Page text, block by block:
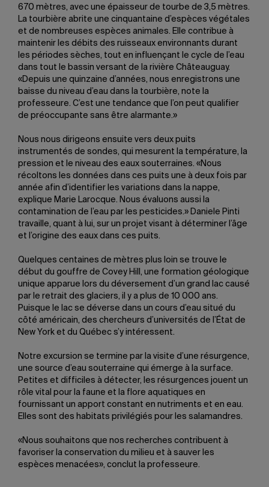
670 mètres, avec une épaisseur de tourbe de 3,5 mètres.
La tourbière abrite une cinquantaine d’espèces végétales
et de nombreuses espèces animales. Elle contribue à
maintenir les débits des ruisseaux environnants durant
les périodes sèches, tout en influençant le cycle de l’eau
dans tout le bassin versant de la rivière Châteauguay.
«Depuis une quinzaine d’années, nous enregistrons une
baisse du niveau d’eau dans la tourbière, note la
professeure. C’est une tendance que l’on peut qualifier
de préoccupante sans être alarmante.»
Nous nous dirigeons ensuite vers deux puits
instrumentés de sondes, qui mesurent la température, la
pression et le niveau des eaux souterraines. «Nous
récoltons les données dans ces puits une à deux fois par
année afin d’identifier les variations dans la nappe,
explique Marie Larocque. Nous évaluons aussi la
contamination de l’eau par les pesticides.» Daniele Pinti
travaille, quant à lui, sur un projet visant à déterminer l’âge
et l’origine des eaux dans ces puits.
Quelques centaines de mètres plus loin se trouve le
début du gouffre de Covey Hill, une formation géologique
unique apparue lors du déversement d’un grand lac causé
par le retrait des glaciers, il y a plus de 10 000 ans.
Puisque le lac se déverse dans un cours d’eau situé du
côté américain, des chercheurs d’universités de l’État de
New York et du Québec s’y intéressent.
Notre excursion se termine par la visite d’une résurgence,
une source d’eau souterraine qui émerge à la surface.
Petites et difficiles à détecter, les résurgences jouent un
rôle vital pour la faune et la flore aquatiques en
fournissant un apport constant en nutriments et en eau.
Elles sont des habitats privilégiés pour les salamandres.
«Nous souhaitons que nos recherches contribuent à
favoriser la conservation du milieu et à sauver les
espèces menacées», conclut la professeure.